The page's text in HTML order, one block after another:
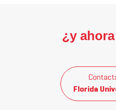
¿y
Florida